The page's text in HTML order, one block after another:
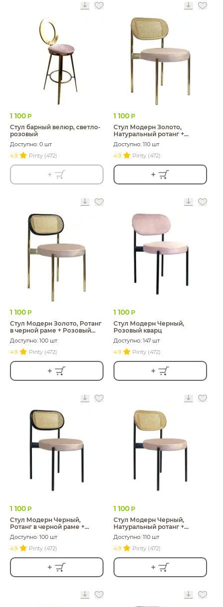
1 100 Р
Стул барный велюр, светло-
розовый
Доступно: 0 шт
4.9
Pinty (472)
1 100 Р
Стул Модерн Золото,
Натуральный ротанг +
Розовый кварц
Доступно: 110 шт
4.9
Pinty (472)
1 100 Р
Стул Модерн Золото, Ротанг
в черной раме + Розовый
кварц
Доступно: 100 шт
4.9
Pinty (472)
1 100 Р
Стул Модерн Черный,
Розовый кварц
Доступно: 147 шт
4.9
Pinty (472)
1 100 Р
Стул Модерн Черный,
Ротанг в черной раме +
Розовый кварц
Доступно: 100 шт
4.9
Pinty (472)
1 100 Р
Стул Модерн Черный,
Натуральный ротанг +
Розовый кварц
Доступно: 110 шт
4.9
Pinty (472)